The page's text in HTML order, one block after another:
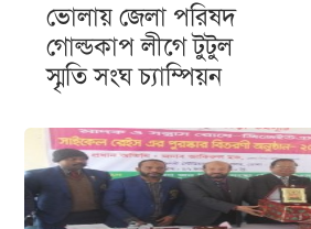
ভোলায় জেলা পরিষদ
গোল্ডকাপ লীগে টুটুল
স্মৃতি সংঘ চ্যাম্পিয়ন